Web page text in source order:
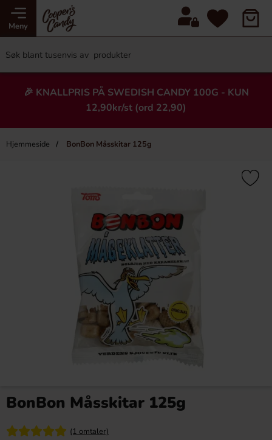
Meny
🎉 KNALLPRIS PÅ SWEDISH CANDY 100G - KUN
12,90kr/st (ord 22,90)
Hjemmeside BonBon Måsskitar 125g
×
BonBon Måsskitar 125g
(1 omtaler)